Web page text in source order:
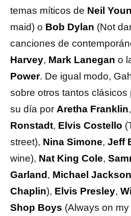
temas míticos de Neil
maid) o Bob Dylan (Not
canciones de
Harvey, Mark Lanegan o
Power. De igual modo,
sobre otros tantos clásicos
su día por Aretha Franklin,
Ronstadt, Elvis Costello
street), Nina Simone, Jeff
wine), Nat King Cole,
Garland , Michael Jackson
Chaplin), Elvis Presley,
Shop Boys (Always on my